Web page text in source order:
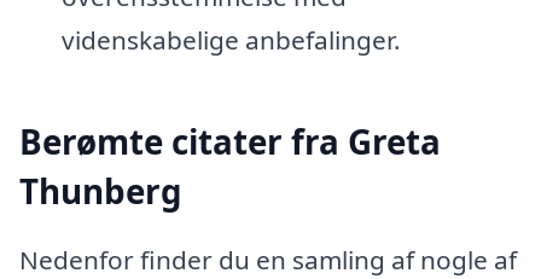
videnskabelige anbefalinger.
Berømte citater fra Greta
Thunberg
Nedenfor finder du en samling af nogle af